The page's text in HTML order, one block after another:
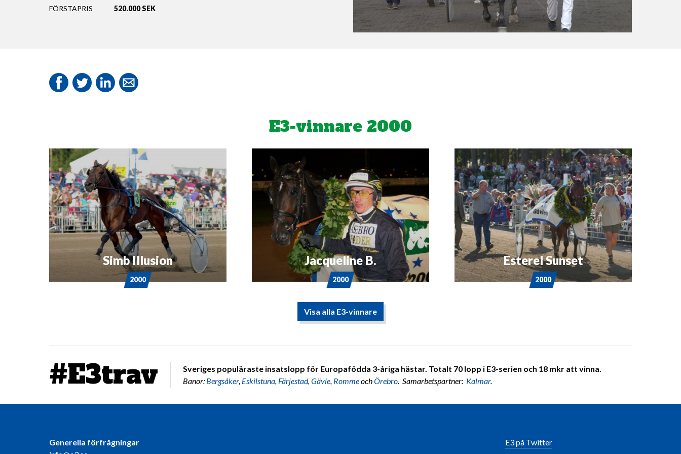
FÖRSTAPRIS 520.000 SEK
E3-vinnare 2000
2000
Simb Illusion
2000
Jacqueline B.
2000
Esterel Sunset
Visa alla E3-vinnare
#E3trav
Sveriges populäraste insatslopp för Europafödda 3-åriga hästar. Totalt 70 lopp i E3-serien och 18 mkr att vinna.
Banor: Bergsåker, Eskilstuna Färjestad, Gävle RommeochÖrebro . Samarbetspartner: Kalmar.
Generella förfrågningar
E3 på Twitter